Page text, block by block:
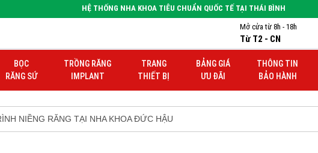
HỆ THỐNG NHA KHOA TIÊU CHUẨN QUỐC TẾ TẠI THÁI BÌNH
Mở cửa từ 8h - 18h
Từ T2 - CN
BỌC
RĂNG SỨ
TRỒNG RĂNG
IMPLANT
TRANG
THIẾT BỊ
BẢNG GIÁ
ƯU ĐÃI
THÔNG TIN
BẢO HÀNH
NIỀNG RĂNG TẠI NHA KHOA ĐỨC HẬU